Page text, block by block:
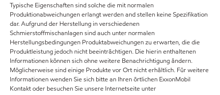
Typische Eigenschaften sind solche die mit normalen
Produktionabweichungen erlangt werden and stellen keine Spezifikation
dar. Aufgrund der Herstellung in verschiedenen
Schmierstoffmischanlagen sind auch unter normalen
Herstellungsbedingungen Produktabweichungen zu erwarten, die die
Produktleistung jedoch nicht beeinträchtigen. Die hierin enthaltenen
Informationen können sich ohne weitere Benachrichtigung ändern.
Möglicherweise sind einige Produkte vor Ort nicht erhältlich. Für weitere
Informationen wenden Sie sich bitte an Ihren örtlichen ExxonMobil
Kontakt oder besuchen Sie unsere Internetseite unter